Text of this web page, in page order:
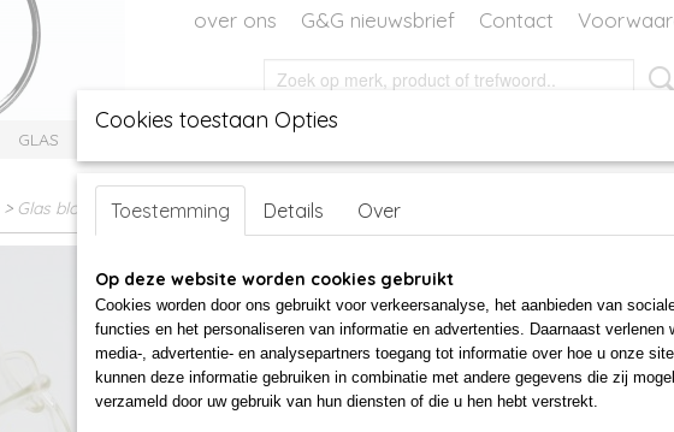
over ons G&G nieuwsbrief Contact
GLAS DECORATIE
> Glas bloem geel
Glas bloem geel
€ 15,00
✓ Op voorraad
alleen af te halen in de winkel Aantal
Cookies toestaan Opties
Toestemming Details Over
Op deze website worden cookies gebruikt
Cookies worden door ons gebruikt voor verkeersanalyse, het aanbieden van
functies en het personaliseren van informatie en advertenties. Daarnaast verlenen
media-, advertentie- en analysepartners toegang tot informatie over hoe u onze
kunnen deze informatie gebruiken in combinatie met andere gegevens die zij
verzameld door uw gebruik van hun diensten of die u hen hebt verstrekt.